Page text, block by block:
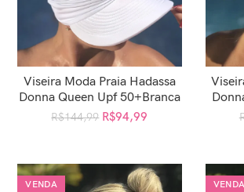
ADICIONAR AO CARRINHO
Viseira Moda Praia Hadassa
Donna Queen Upf 50+Branca
R$144,99 R$94,99
VENDA